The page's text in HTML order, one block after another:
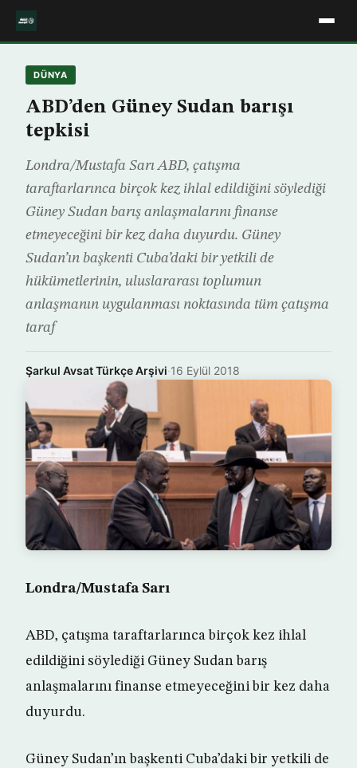
DÜNYA
ABD’den Güney Sudan barışı
tepkisi
Londra/Mustafa Sarı ABD, çatışma
taraftarlarınca birçok kez ihlal edildiğini söylediği
Güney Sudan barış anlaşmalarını finanse
etmeyeceğini bir kez daha duyurdu. Güney
Sudan’ın başkenti Cuba’daki bir yetkili de
hükümetlerinin, uluslararası toplumun
anlaşmanın uygulanması noktasında tüm çatışma
taraf
Şarkul Avsat Türkçe Arşivi·16 Eylül 2018
Londra/Mustafa Sarı
ABD, çatışma taraftarlarınca birçok kez ihlal
edildiğini söylediği Güney Sudan barış
anlaşmalarını finanse etmeyeceğini bir kez daha
duyurdu.
Güney Sudan’ın başkenti Cuba’daki bir yetkili de